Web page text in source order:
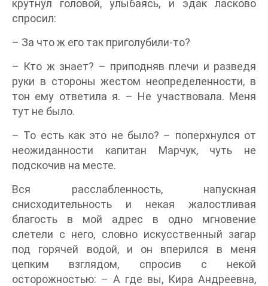
крутнул головой, улыбаясь, и эдак ласково
спросил:
– За что ж его так приголубили-то?
– Кто ж знает? – приподняв плечи и разведя
руки в стороны жестом неопределенности, в
тон ему ответила я. – Не участвовала. Меня
тут не было.
– То есть как это не было? – поперхнулся от
неожиданности капитан Марчук, чуть не
подскочив на месте.
Вся расслабленность, напускная
снисходительность и некая жалостливая
благость в мой адрес в одно мгновение
слетели с него, словно искусственный загар
под горячей водой, и он вперился в меня
цепким взглядом, спросив с некой
осторожностью: – А где вы, Кира Андреевна,